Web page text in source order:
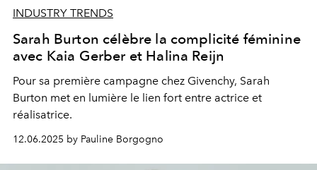
INDUSTRY TRENDS
Sarah Burton célèbre la complicité féminine
avec Kaia Gerber et Halina Reijn
Pour sa première campagne chez Givenchy, Sarah
Burton met en lumière le lien fort entre actrice et
réalisatrice.
12.06.2025 by Pauline Borgogno